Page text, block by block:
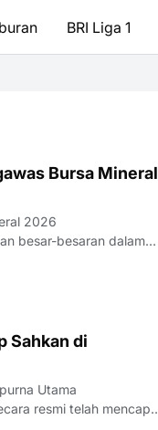
BRI Liga 1
Bursa Mineral
2026
Sahkan di
Utama